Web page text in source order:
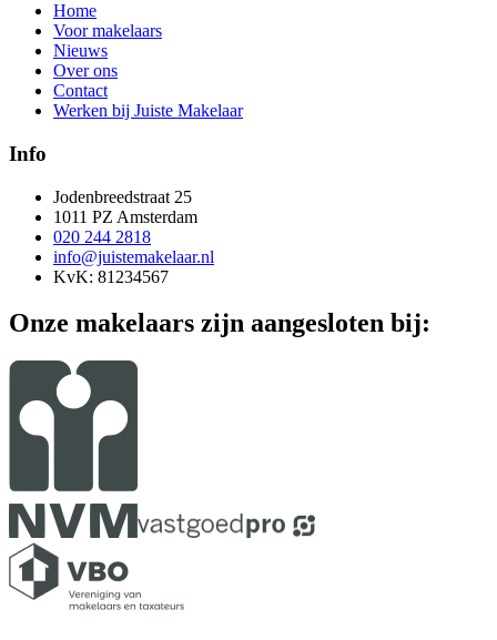
Home
Voor makelaars
Nieuws
Over ons
Contact
Werken bij Juiste Makelaar
Info
Jodenbreedstraat 25
1011 PZ Amsterdam
020 244 2818
info@juistemakelaar.nl
KvK: 81234567
Onze makelaars zijn aangesloten bij: